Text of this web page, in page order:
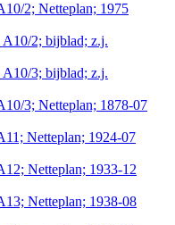
2; Netteplan; 1975
A10/2; bijblad; z.j.
A10/3; bijblad; z.j.
3; Netteplan; 1878-07
Netteplan; 1924-07
Netteplan; 1933-12
Netteplan; 1938-08